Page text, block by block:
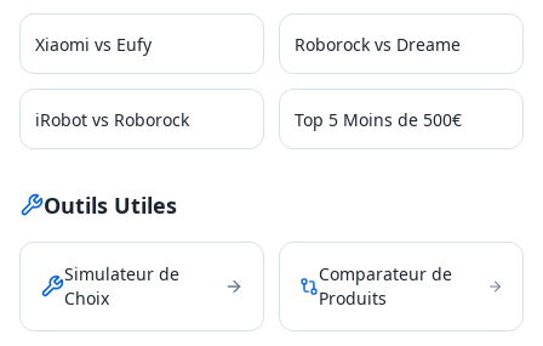
Xiaomi vs Eufy Roborock vs Dreame
iRobot vs Roborock Top 5 Moins de 500€
Outils Utiles
Simulateur de
Choix
Comparateur de
Produits